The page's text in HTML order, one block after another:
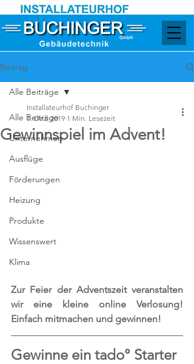
Beitrag
Alle Beiträge
Unternehmen
Ausflüge
Förderungen
Heizung
Produkte
Wissenswert
Klima
Alle Beiträge
Gewinnspiel im Advent!
Installateurhof Buchinger
1. Dez. 2019 1 Min. Lesezeit
Zur Feier der Adventszeit veranstalten
wir eine kleine online Verlosung!
Einfach mitmachen und gewinnen!
Gewinne ein tado° Starter